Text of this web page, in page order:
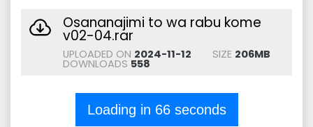
Osananajimi to wa rabu kome
v02-04.rar
UPLOADED ON 2024-11-12 SIZE 206MB
DOWNLOADS 558
Loading in 66seconds